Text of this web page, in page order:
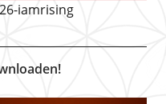
iamrising